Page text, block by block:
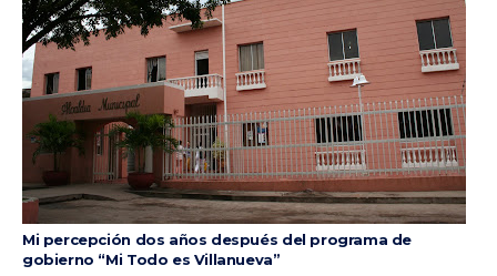
Mi percepción dos años después del programa de
gobierno “Mi Todo es Villanueva”